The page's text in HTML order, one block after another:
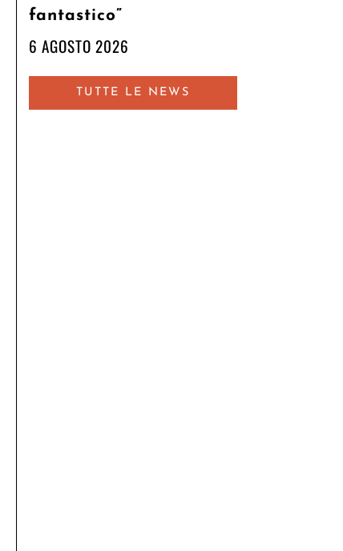
fantastico”
6 AGOSTO 2026
TUTTE LE NEWS